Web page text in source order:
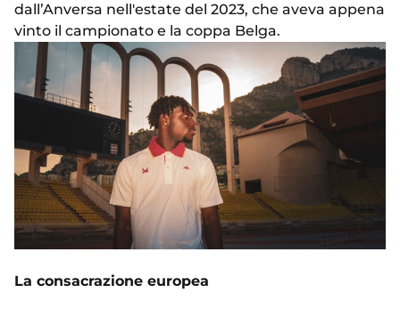
dall’Anversa nell'estate del 2023, che aveva appena
vinto il campionato e la coppa Belga.
La consacrazione europea